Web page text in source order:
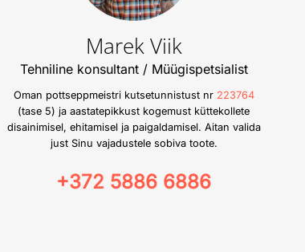
Marek Viik
Tehniline konsultant / Müügispetsialist
Oman pottseppmeistri kutsetunnistust nr 223764
(tase 5) ja aastatepikkust kogemust küttekollete
disainimisel, ehitamisel ja paigaldamisel. Aitan valida
just Sinu vajadustele sobiva toote.
+372 5886 6886